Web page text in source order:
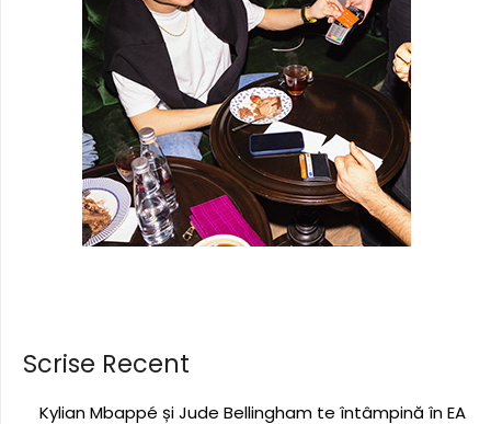
Scrise Recent
Kylian Mbappé și Jude Bellingham te întâmpină în EA